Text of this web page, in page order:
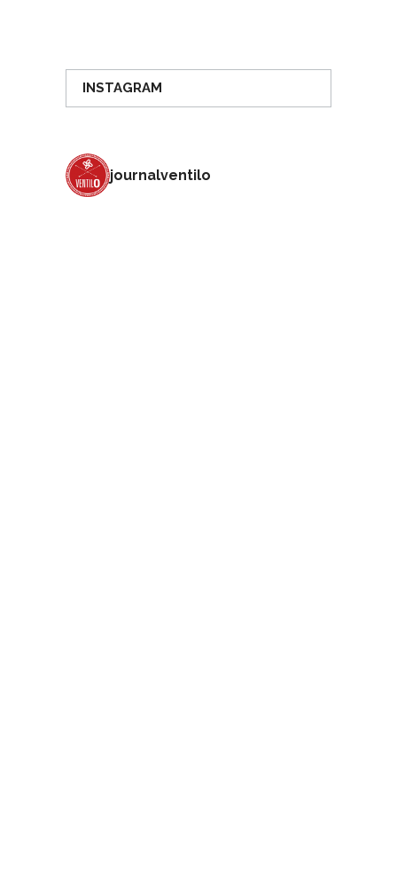
INSTAGRAM
journalventilo